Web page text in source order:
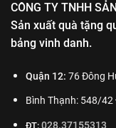
CÔNG TY TNHH
Sản xuất quà tặng
bảng vinh danh.
Quận 12: 76 Đông
Bình Thạnh: 548/42
ĐT: 028.37155313